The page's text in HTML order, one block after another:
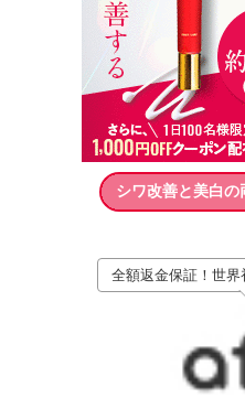
シワ改善と美白
全額返金保証！世界